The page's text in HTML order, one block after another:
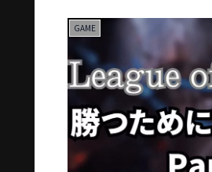
GAME